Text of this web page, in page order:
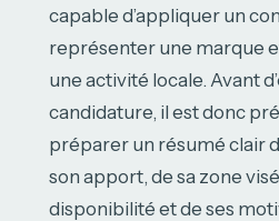
capable d’appliquer un
représenter une marque
une activité locale. Avant
candidature, il est donc
préparer un résumé clair
son apport, de sa zone
disponibilité et de ses